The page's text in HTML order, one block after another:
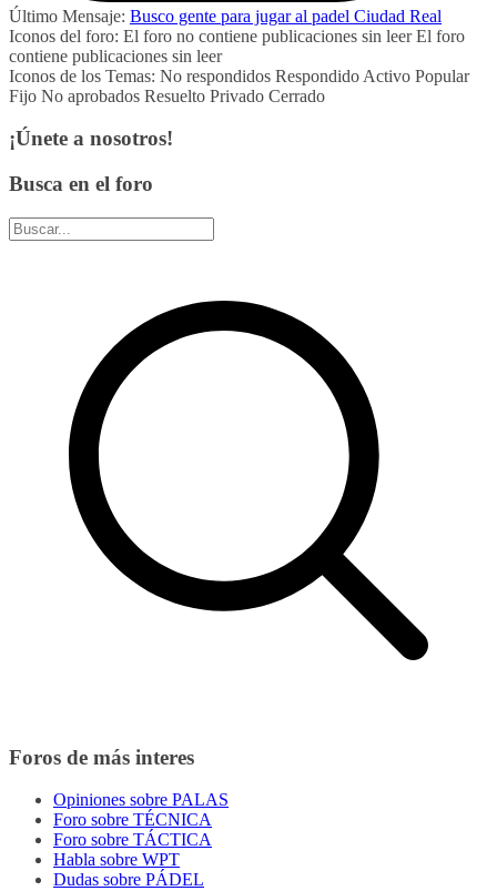
Último Mensaje: Busco gente para jugar al padel Ciudad Real
Iconos del foro: El foro no contiene publicaciones sin leer El foro
contiene publicaciones sin leer
Iconos de los Temas: No respondidos Respondido Activo Popular
Fijo No aprobados Resuelto Privado Cerrado
¡Únete a nosotros!
Busca en el foro
Foros de más interes
Opiniones sobre PALAS
Foro sobre TÉCNICA
Foro sobre TÁCTICA
Habla sobre WPT
Dudas sobre PÁDEL